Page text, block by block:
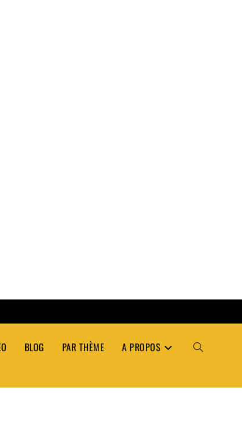
BLOG PAR THÈME A PROPOS TOGGLE